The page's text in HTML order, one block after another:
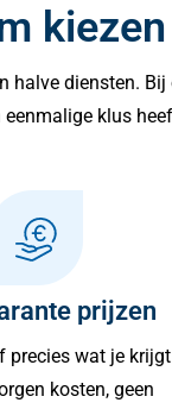
halve diensten.
eenmalige klus
prijzen
precies wat je
kosten, geen